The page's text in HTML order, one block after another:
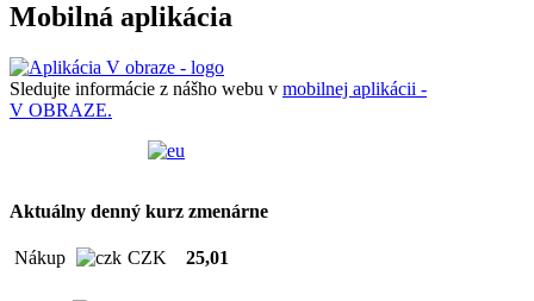
Mobilná aplikácia
Sledujte informácie z nášho webu v mobilnej aplikácii -
V OBRAZE.
Aktuálny denný kurz zmenárne
Nákup CZK 25,01